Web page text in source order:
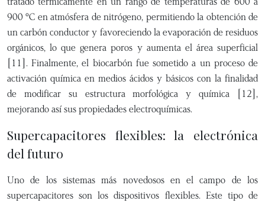
900 °C en atmósfera de nitrógeno, permitiendo la obtención de
un carbón conductor y favoreciendo la evaporación de residuos
orgánicos, lo que genera poros y aumenta el área superficial
[11]. Finalmente, el biocarbón fue sometido a un proceso de
activación química en medios ácidos y básicos con la finalidad
de modificar su estructura morfológica y química [12],
mejorando así sus propiedades electroquímicas.
Supercapacitores flexibles: la electrónica
del futuro
Uno de los sistemas más novedosos en el campo de los
supercapacitores son los dispositivos flexibles. Este tipo de